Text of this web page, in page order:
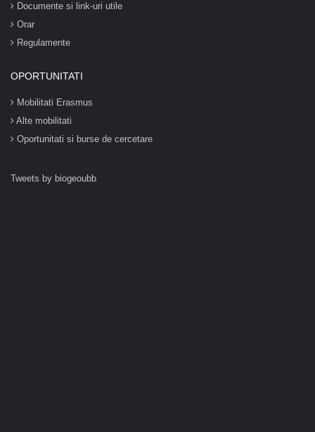
Documente si link-uri utile
Orar
Regulamente
OPORTUNITATI
Mobilitati Erasmus
Alte mobilitati
Oportunitati si burse de cercetare
Tweets by biogeoubb